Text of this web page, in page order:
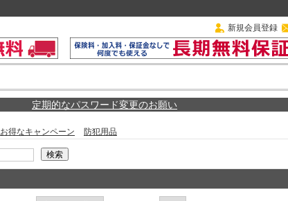
新規会員登録
定期的なパスワード変更のお願い
お得なキャンペーン 防犯用品